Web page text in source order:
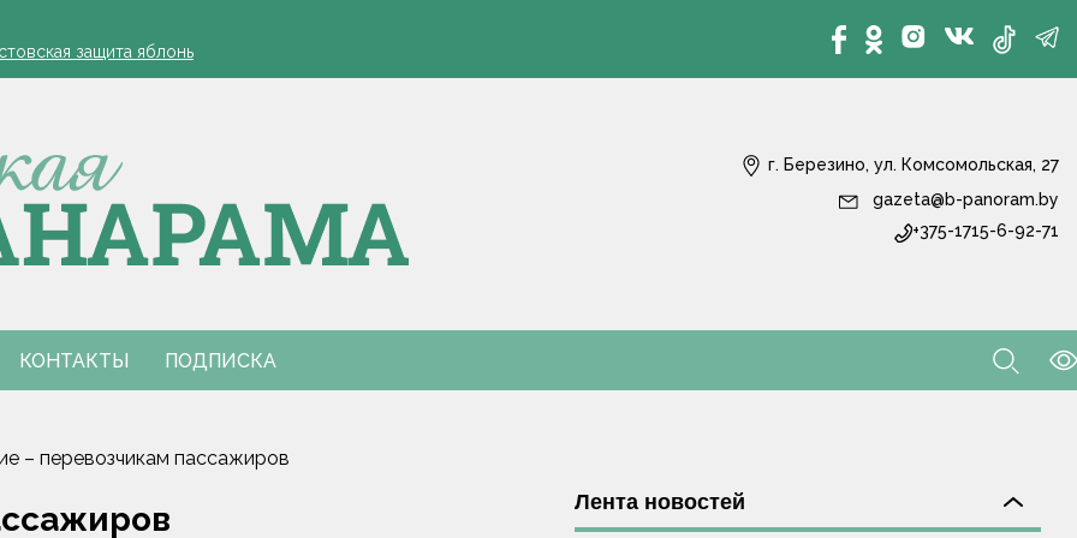
защита яблонь
с крупными производителями
я борюсь за деревню
слабые места в работе автолавок
защита яблонь
с крупными производителями
я борюсь за деревню
слабые места в работе автолавок
г. Березино, ул. Комсомольская, 27
gazeta@b-panoram.by
+375-1715-6-92-71
КОНТАКТЫ ПОДПИСКА
– перевозчикам пассажиров
Лента новостей